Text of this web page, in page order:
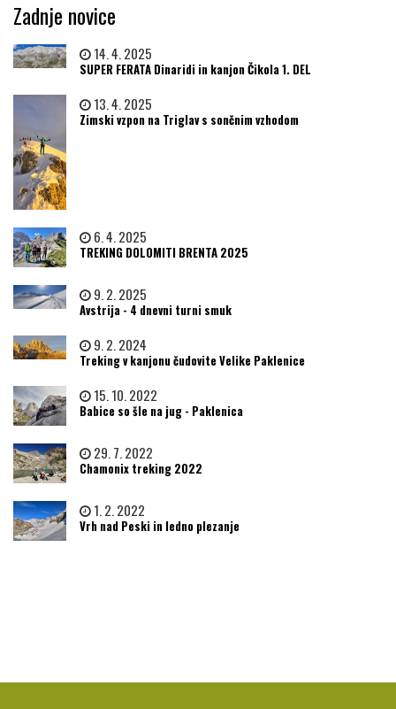
Zadnje novice
14. 4. 2025
SUPER FERATA Dinaridi in kanjon Čikola 1. DEL
13. 4. 2025
Zimski vzpon na Triglav s sončnim vzhodom
6. 4. 2025
TREKING DOLOMITI BRENTA 2025
9. 2. 2025
Avstrija - 4 dnevni turni smuk
9. 2. 2024
Treking v kanjonu čudovite Velike Paklenice
15. 10. 2022
Babice so šle na jug - Paklenica
29. 7. 2022
Chamonix treking 2022
1. 2. 2022
Vrh nad Peski in ledno plezanje